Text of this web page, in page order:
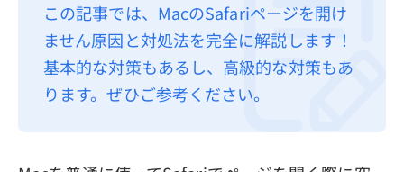
プライバシーポリシー
利用規約
返金について
この記事では、MacのSafariページを開け
ません原因と対処法を完全に解説します！
基本的な対策もあるし、高級的な対策もあ
ります。ぜひご参考ください。